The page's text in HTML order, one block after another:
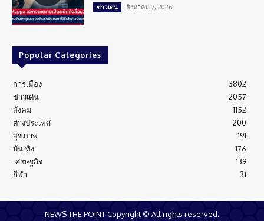
ข่าวเด่น สิงหาคม 7, 2026
Popular Categories
การเมือง
3802
ข่าวเด่น
2057
สังคม
1152
ต่างประเทศ
200
สุขภาพ
191
บันเทิง
176
เศรษฐกิจ
139
กีฬา
31
NEWS THE POINT Copyright © All rights reserved.